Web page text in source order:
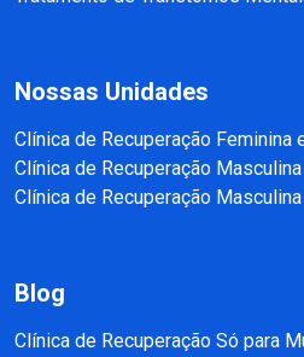
Nossas Unidades
Clínica de Recuperação Feminina
Clínica de Recuperação
Clínica de Recuperação
Blog
Clínica de Recuperação Só para